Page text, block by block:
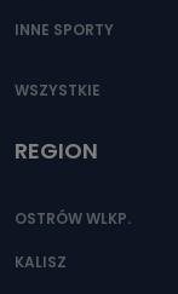
INNE SPORTY
WSZYSTKIE
REGION
OSTRÓW WLKP.
KALISZ